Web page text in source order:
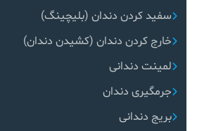
سفید کردن دندان (بلیچینگ)
خارج کردن دندان (کشیدن دندان)
لمینت دندانی
جرمگیری دندان
بریج دندانی